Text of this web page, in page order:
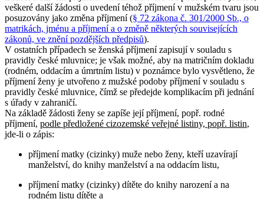
veškeré další žádosti o uvedení téhož příjmení v mužském tvaru jsou
posuzovány jako změna příjmení (§ 72 zákona č. 301/2000 Sb., o
matrikách, jménu a příjmení a o změně některých souvisejících
zákonů, ve znění pozdějších předpisů).
V ostatních případech se ženská příjmení zapisují v souladu s
pravidly české mluvnice; je však možné, aby na matričním dokladu
(rodném, oddacím a úmrtním listu) v poznámce bylo vysvětleno, že
příjmení ženy je utvořeno z mužské podoby příjmení v souladu s
pravidly české mluvnice, čímž se předejde komplikacím při jednání
s úřady v zahraničí.
Na základě žádosti ženy se zapíše její příjmení, popř. rodné
příjmení, podle předložené cizozemské veřejné listiny, popř. listin,
jde-li o zápis:
příjmení matky (cizinky) muže nebo ženy, kteří uzavírají
manželství, do knihy manželství a na oddacím listu,
příjmení matky (cizinky) dítěte do knihy narození a na
rodném listu dítěte a